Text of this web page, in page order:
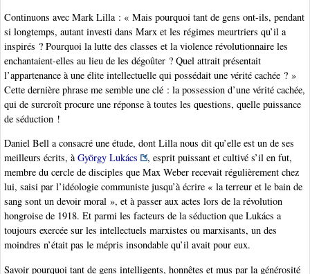
Continuons avec Mark Lilla : « Mais pourquoi tant de gens ont-ils, pendant
si longtemps, autant investi dans Marx et les régimes meurtriers qu’il a
inspirés ? Pourquoi la lutte des classes et la violence révolutionnaire les
enchantaient-elles au lieu de les dégoûter ? Quel attrait présentait
l’appartenance à une élite intellectuelle qui possédait une vérité cachée ? »
Cette dernière phrase me semble une clé : la possession d’une vérité cachée,
qui de surcroît procure une réponse à toutes les questions, quelle puissance
de séduction !
Daniel Bell a consacré une étude, dont Lilla nous dit qu’elle est un de ses
meilleurs écrits, àGyörgy Lukács
, esprit puissant et cultivé s’il en fut,
membre du cercle de disciples que Max Weber recevait régulièrement chez
lui, saisi par l’idéologie communiste jusqu’à écrire « la terreur et le bain de
sang sont un devoir moral », et à passer aux actes lors de la révolution
hongroise de 1918. Et parmi les facteurs de la séduction que Lukács a
toujours exercée sur les intellectuels marxistes ou marxisants, un des
moindres n’était pas le mépris insondable qu’il avait pour eux.
Savoir pourquoi tant de gens intelligents, honnêtes et mus par la générosité